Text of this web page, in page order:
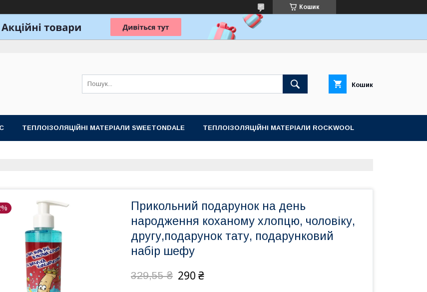
Кошик
Кошик
ТЕПЛОІЗОЛЯЦІЙНІ МАТЕРІАЛИ SWEETONDALE ТЕПЛОІЗОЛЯЦІЙНІ МАТЕРІАЛИ ROCKWOOL
Прикольний подарунок на день
народження коханому хлопцю, чоловіку,
другу,подарунок тату, подарунковий
набір шефу
329,55 ₴ 290 ₴